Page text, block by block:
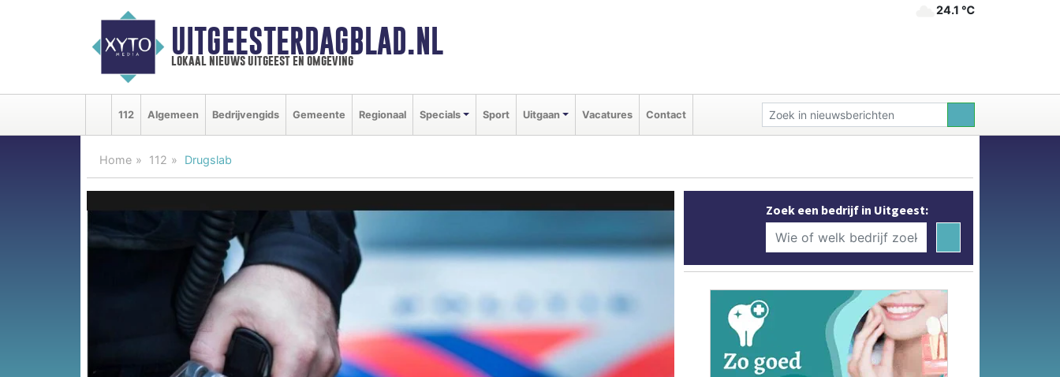
UITGEESTERDAGBLAD.NL
lokaal nieuws uitgeest en omgeving
24.1 ℃
112 Algemeen Bedrijvengids Gemeente Regionaal Specials Sport Uitgaan Vacatures Contact
Home 112 Drugslab
Zoek een bedrijf in Uitgeest: